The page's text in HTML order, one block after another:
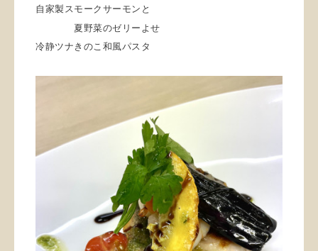
自家製スモークサーモンと
夏野菜のゼリーよせ
冷静ツナきのこ和風パスタ